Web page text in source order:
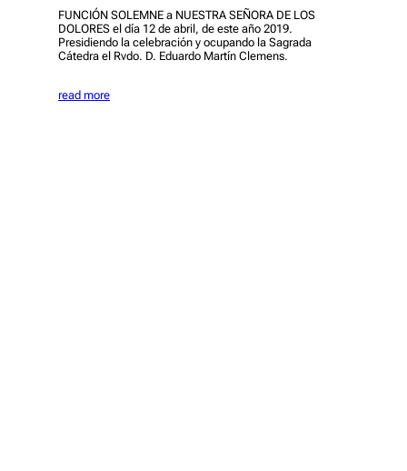
FUNCIÓN SOLEMNE a NUESTRA SEÑORA DE LOS
DOLORES el día 12 de abril, de este año 2019.
Presidiendo la celebración y ocupando la Sagrada
Cátedra el Rvdo. D. Eduardo Martín Clemens.
read more